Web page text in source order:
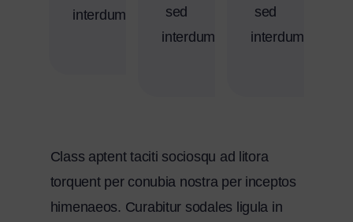
interdum
sed
interdum
sed
interdum
Class aptent taciti sociosqu ad litora
torquent per conubia nostra per inceptos
himenaeos. Curabitur sodales ligula in